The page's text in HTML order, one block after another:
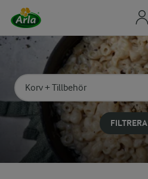
Sök på kategori eller ingrediens
Skriv in sökord för att få förslag
FILTRERA